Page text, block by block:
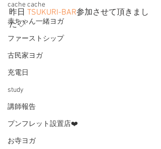
cache cache
赤ちゃん一緒ヨガ
ファーストシップ
古民家ヨガ
充電日
study
講師報告
プンフレット設置店❤️
お寺ヨガ
昨日 TSUKURI-BAR参加させて頂きまし
た♡